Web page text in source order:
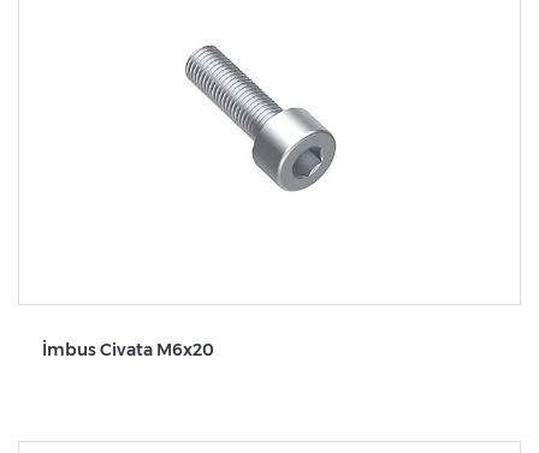
İmbus Civata M6x20